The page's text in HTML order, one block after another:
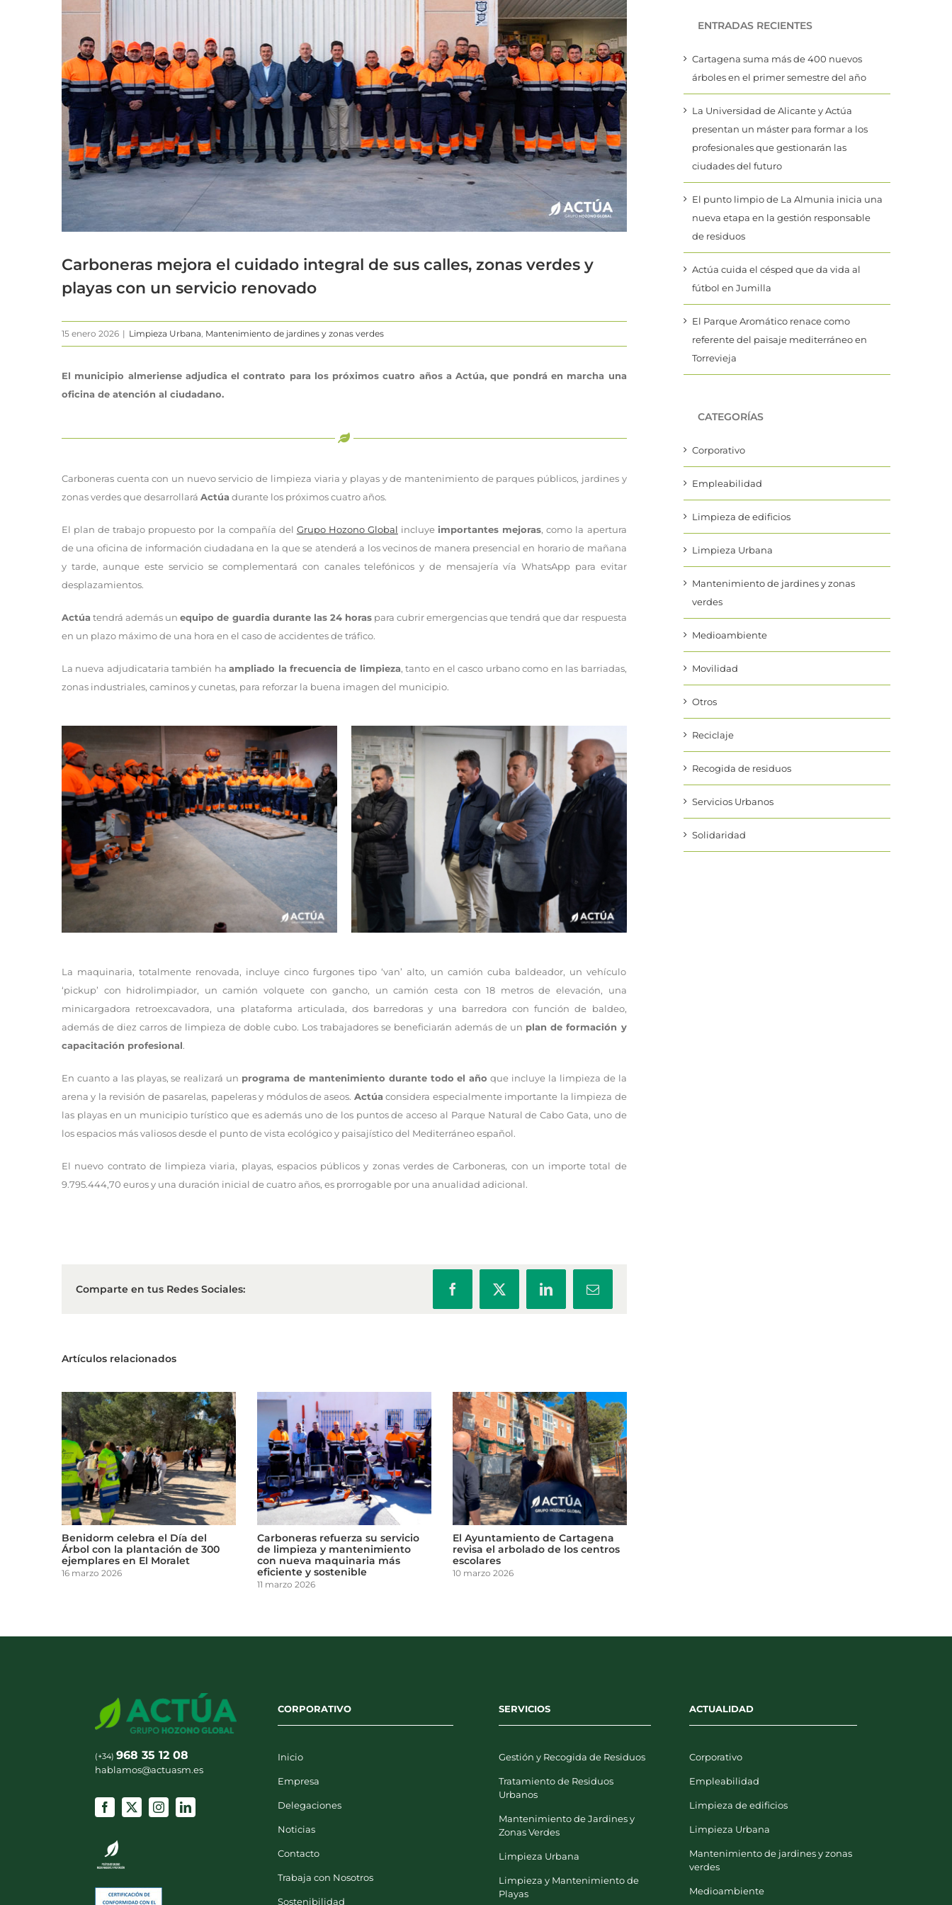
grande
Carboneras mejora el cuidado integral de sus calles, zonas verdes y
playas con un servicio renovado
15 enero 2026 | Limpieza Urbana, Mantenimiento de jardines y zonas verdes
El municipio almeriense adjudica el contrato para los próximos cuatro años a Actúa, que pondrá en marcha una
oficina de atención al ciudadano.
Carboneras cuenta con un nuevo servicio de limpieza viaria y playas y de mantenimiento de parques públicos, jardines y
zonas verdes que desarrollará Actúa durante los próximos cuatro años.
El plan de trabajo propuesto por la compañía del Grupo Hozono Global incluyeimportantes mejoras, como la apertura
de una oficina de información ciudadana en la que se atenderá a los vecinos de manera presencial en horario de mañana
y tarde, aunque este servicio se complementará con canales telefónicos y de mensajería vía WhatsApp para evitar
desplazamientos.
Actúa tendrá además unequipo de guardia durante las 24 horaspara cubrir emergencias que tendrá que dar respuesta
en un plazo máximo de una hora en el caso de accidentes de tráfico.
La nueva adjudicataria también haampliado la frecuencia de limpieza, tanto en el casco urbano como en las barriadas,
zonas industriales, caminos y cunetas, para reforzar la buena imagen del municipio.
La maquinaria, totalmente renovada, incluye cinco furgones tipo ‘van’ alto, un camión cuba baldeador, un vehículo
‘pickup’ con hidrolimpiador, un camión volquete con gancho, un camión cesta con 18 metros de elevación, una
minicargadora retroexcavadora, una plataforma articulada, dos barredoras y una barredora con función de baldeo,
además de diez carros de limpieza de doble cubo. Los trabajadores se beneficiarán además de un plan de formación y
capacitación profesional.
En cuanto a las playas, se realizará un programa de mantenimiento durante todo el año que incluye la limpieza de la
arena y la revisión de pasarelas, papeleras y módulos de aseos. Actúa considera especialmente importante la limpieza de
las playas en un municipio turístico que es además uno de los puntos de acceso al Parque Natural de Cabo Gata, uno de
los espacios más valiosos desde el punto de vista ecológico y paisajístico del Mediterráneo español.
El nuevo contrato de limpieza viaria, playas, espacios públicos y zonas verdes de Carboneras, con un importe total de
9.795.444,70 euros y una duración inicial de cuatro años, es prorrogable por una anualidad adicional.
Comparte en tus Redes Sociales: FacebookX LinkedInCorreo
electrónico
Artículos relacionados
el Día del
de 300
Carboneras refuerza su servicio
de limpieza y mantenimiento
con nueva maquinaria más
El Ayuntamiento de Cartagena
revisa el arbolado de los centros
escolares
10 marzo 2026
Benidorm celebra el Día del
Árbol con la plantación de 300
ENTRADAS RECIENTES
Cartagena suma más de 400 nuevos
árboles en el primer semestre del año
La Universidad de Alicante y Actúa
presentan un máster para formar a los
profesionales que gestionarán las
ciudades del futuro
El punto limpio de La Almunia inicia una
nueva etapa en la gestión responsable
de residuos
Actúa cuida el césped que da vida al
fútbol en Jumilla
El Parque Aromático renace como
referente del paisaje mediterráneo en
Torrevieja
CATEGORÍAS
Corporativo
Empleabilidad
Limpieza de edificios
Limpieza Urbana
Mantenimiento de jardines y zonas
verdes
Medioambiente
Movilidad
Otros
Reciclaje
Recogida de residuos
Servicios Urbanos
Solidaridad
(+34) 968 35 12 08
hablamos@actuasm.es
CORPORATIVO
Inicio
Empresa
Delegaciones
Noticias
Contacto
Trabaja con Nosotros
Sostenibilidad
SERVICIOS
Gestión y Recogida de Residuos
Tratamiento de Residuos
Urbanos
Mantenimiento de Jardines y
Zonas Verdes
Limpieza Urbana
Limpieza y Mantenimiento de
Playas
ACTUALIDAD
Corporativo
Empleabilidad
Limpieza de edificios
Limpieza Urbana
Mantenimiento de jardines y zonas
verdes
Medioambiente